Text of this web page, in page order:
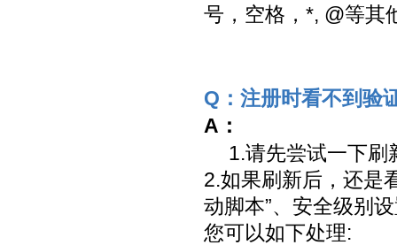
号，空格，*, @等其
Q：注册时看不到验
A：
1.请先尝试一下刷
2.如果刷新后，还是
动脚本”、安全级别
您可以如下处理: